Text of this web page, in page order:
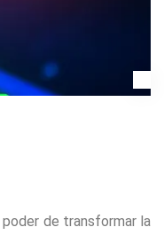
de transformar la